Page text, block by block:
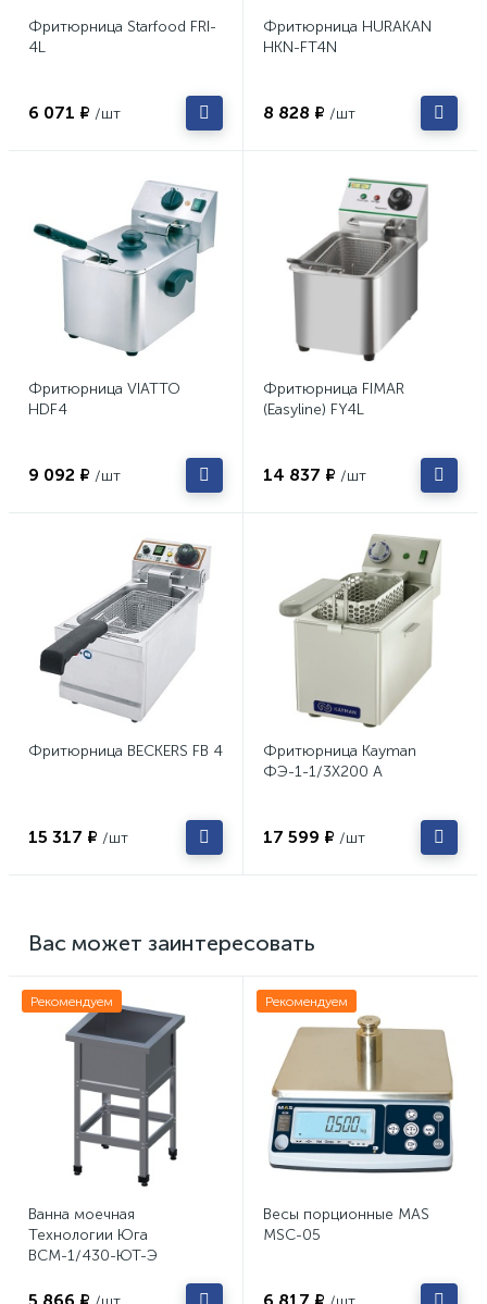
Фритюрница Starfood FRI-
4L
6 071 ₽ /шт
Фритюрница HURAKAN
HKN-FT4N
8 828 ₽ /шт
Фритюрница VIATTO
HDF4
9 092 ₽ /шт
Фритюрница FIMAR
(Easyline) FY4L
14 837 ₽ /шт
Фритюрница BECKERS FB 4
15 317 ₽ /шт
Фритюрница Kayman
ФЭ-1-1/3X200 А
17 599 ₽ /шт
Вас может заинтересовать
Рекомендуем
Ванна моечная
Технологии Юга
ВСМ-1/430-ЮТ-Э
Рекомендуем
Весы порционные MAS
MSC-05